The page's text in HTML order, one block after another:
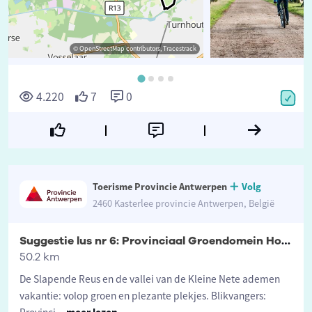
© OpenStreetMap contributors, Tracestrack
4.220 7 0
Toerisme Provincie Antwerpen
Volg
2460 Kasterlee provincie Antwerpen, België
Suggestie lus nr 6: Provinciaal Groendomein Hoge Mouw
50.2 km
De Slapende Reus en de vallei van de Kleine Nete ademen
vakantie: volop groen en plezante plekjes. Blikvangers: